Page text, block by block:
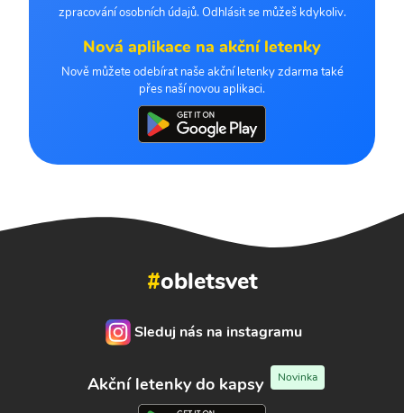
zpracování osobních údajů. Odhlásit se můžeš kdykoliv.
Nová aplikace na akční letenky
Nově můžete odebírat naše akční letenky zdarma také
přes naší novou aplikaci.
#obletsvet
Sleduj nás na instagramu
Akční letenky do kapsy Novinka